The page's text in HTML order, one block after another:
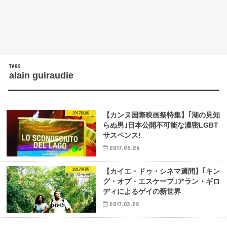
alain guiraudie
2017映画
【カンヌ国際映画祭特集】｢湖の見知
らぬ男｣日本公開不可能な濃密LGBT
サスペンス!
2017.05.26
2017映画
【カイエ・ドゥ・シネマ週間】｢キン
グ・オブ・エスケープ｣アラン・ギロ
ディによるゲイの新世界
2017.03.28